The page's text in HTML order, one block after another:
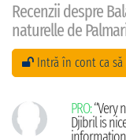
Recenzii despre
naturelle de
Intră în cont ca
PRO:“Very
Djibril is